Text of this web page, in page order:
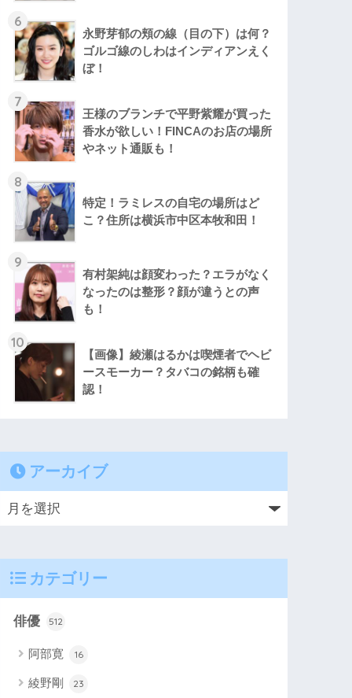
6
永野芽郁の頬の線（目の下）は何？
ゴルゴ線のしわはインディアンえく
ぼ！
7
王様のブランチで平野紫耀が買った
香水が欲しい！FINCAのお店の場所
やネット通販も！
8
特定！ラミレスの自宅の場所はど
こ？住所は横浜市中区本牧和田！
9
有村架純は顔変わった？エラがなく
なったのは整形？顔が違うとの声
も！
10
【画像】綾瀬はるかは喫煙者でヘビ
ースモーカー？タバコの銘柄も確
認！
アーカイブ
カテゴリー
俳優 512
阿部寛 16
綾野剛 23